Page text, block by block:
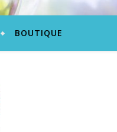
BOUTIQUE